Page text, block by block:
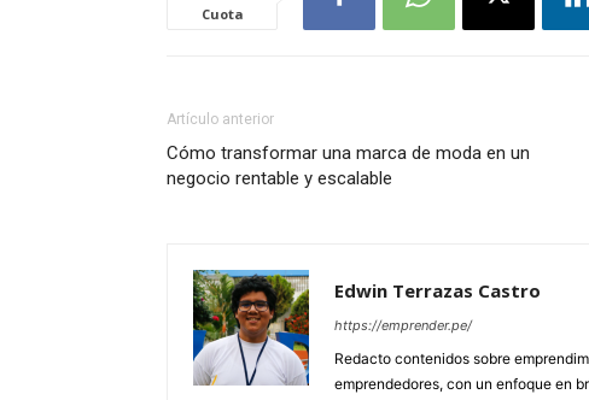
Cuota
Artículo anterior
Cómo transformar una marca de moda en un
negocio rentable y escalable
Edwin Terrazas Castro
https://emprender.pe/
Redacto contenidos sobre
emprendedores, con un enfoque en